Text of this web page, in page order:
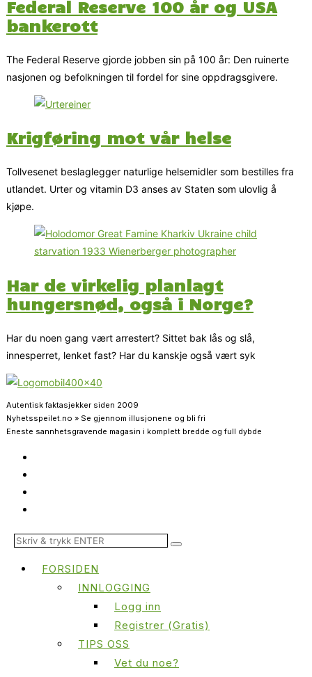
Federal Reserve 100 år og USA
bankerott
The Federal Reserve gjorde jobben sin på 100 år: Den ruinerte
nasjonen og befolkningen til fordel for sine oppdragsgivere.
Krigføring mot vår helse
Tollvesenet beslaglegger naturlige helsemidler som bestilles fra
utlandet. Urter og vitamin D3 anses av Staten som ulovlig å
kjøpe.
Har de virkelig planlagt
hungersnød, også i Norge?
Har du noen gang vært arrestert? Sittet bak lås og slå,
innesperret, lenket fast? Har du kanskje også vært syk
Autentisk faktasjekker siden 2009
Nyhetsspeilet.no » Se gjennom illusjonene og bli fri
Eneste sannhetsgravende magasin i komplett bredde og full dybde
FORSIDEN
INNLOGGING
Logg inn
Registrer (Gratis)
TIPS OSS
Vet du noe?